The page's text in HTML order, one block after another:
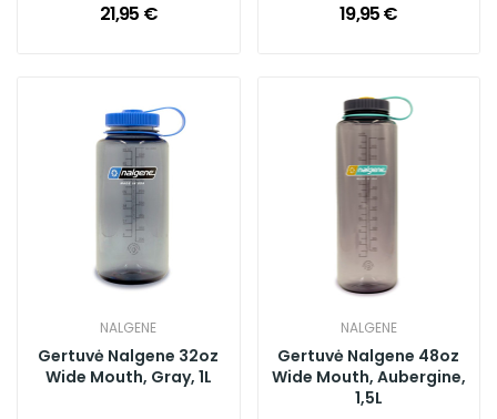
21,95 € 19,95 €
NALGENE
Gertuvė Nalgene 32oz
Wide Mouth, Gray, 1L
NALGENE
Gertuvė Nalgene 48oz
Wide Mouth, Aubergine,
1,5L